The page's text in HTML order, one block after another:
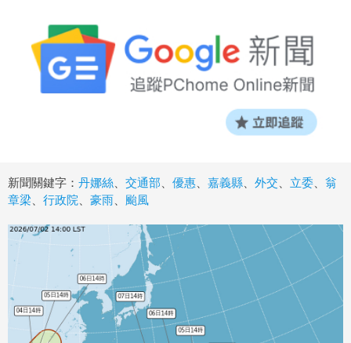
新聞關鍵字： 丹娜絲 交通部 優惠 嘉義縣 外交 立委
翁
章梁
行政院 豪雨 颱風